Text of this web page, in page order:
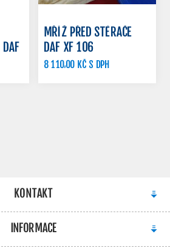
DAF
MŘÍŽ PŘED STĚRAČE
DAF XF 106
8 110,00 KČ S DPH
KONTAKT
INFORMACE